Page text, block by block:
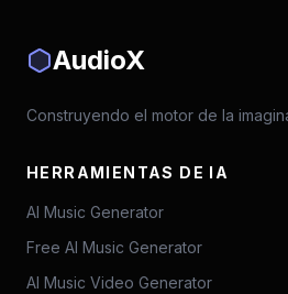
AudioX
Construyendo el motor de la
HERRAMIENTAS DE IA
AI Music Generator
Free AI Music Generator
AI Music Video Generator